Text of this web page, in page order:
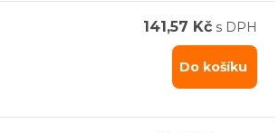
141,57 Kč s DPH
Do košíku